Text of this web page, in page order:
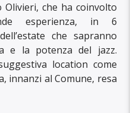
che ha coinvolto
esperienza, in 6
che sapranno
e la potenza del jazz.
location come
innanzi al Comune, resa